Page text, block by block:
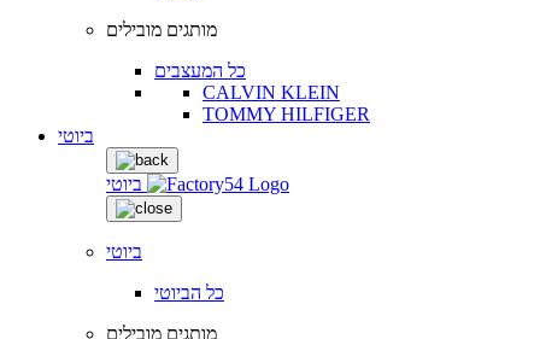
מותגים מובילים
כל המעצבים
CALVIN KLEIN
TOMMY HILFIGER
ביוטי
ביוטי
ביוטי
כל הביוטי
מותגים מובילים